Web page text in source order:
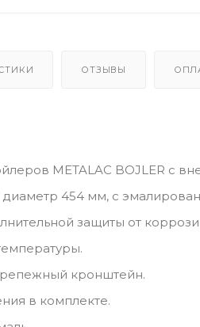
ОТЗЫВЫ
METALAC BOJLER с
диаметр 454 мм, с
защиты от
кронштейн.
в комплекте.